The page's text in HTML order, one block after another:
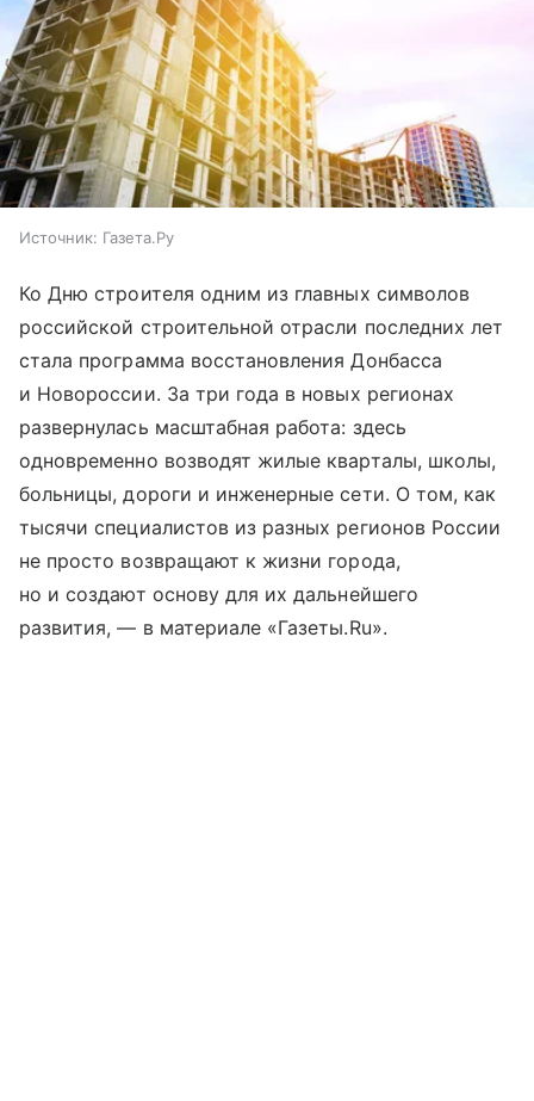
Источник: Газета.Ру
Ко Дню строителя одним из главных символов
российской строительной отрасли последних лет
стала программа восстановления Донбасса
и Новороссии. За три года в новых регионах
развернулась масштабная работа: здесь
одновременно возводят жилые кварталы, школы,
больницы, дороги и инженерные сети. О том, как
тысячи специалистов из разных регионов России
не просто возвращают к жизни города,
но и создают основу для их дальнейшего
развития, — в материале «Газеты.Ru».